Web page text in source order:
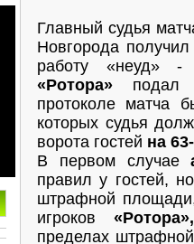
Главный судья
Новгорода
работу «неуд»
«Ротора» подал
протоколе матча
которых судья
ворота гостей на
В первом случае
правил у гостей,
штрафной
игроков «Ротора»,
пределах